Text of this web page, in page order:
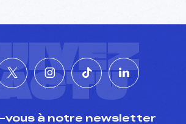
vous à notre newsletter